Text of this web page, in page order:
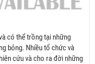
có thể trồng tại những
bỏng. Nhiều tổ chức và
cứu và cho ra đời những